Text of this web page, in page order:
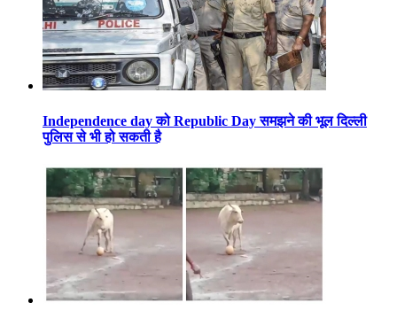
Independence day को Republic Day समझने की भूल दिल्ली
पुलिस से भी हो सकती है